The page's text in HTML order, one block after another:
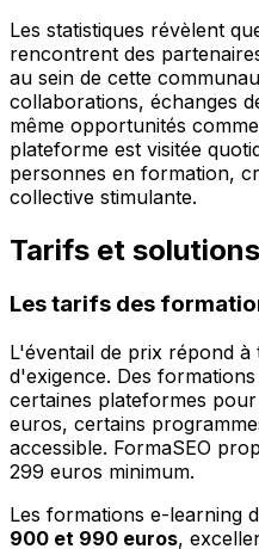
Les statistiques révèlent
rencontrent des
au sein de cette
collaborations, échanges
même opportunités
plateforme est visitée
personnes en formation,
collective stimulante.
Tarifs et
Les tarifs des
L'éventail de prix répond
d'exigence. Des
certaines plateformes
euros, certains
accessible. FormaSEO
299 euros minimum.
Les formations e-learning
900 et 990 euros,